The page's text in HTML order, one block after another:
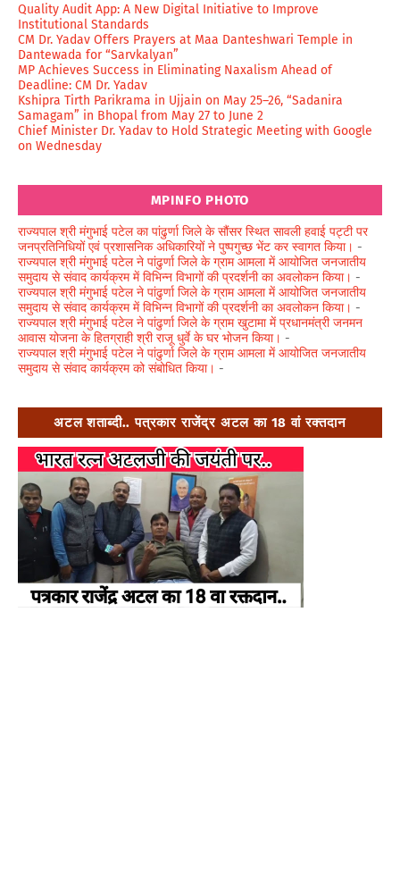
Quality Audit App: A New Digital Initiative to Improve
Institutional Standards
CM Dr. Yadav Offers Prayers at Maa Danteshwari Temple in
Dantewada for “Sarvkalyan”
MP Achieves Success in Eliminating Naxalism Ahead of
Deadline: CM Dr. Yadav
Kshipra Tirth Parikrama in Ujjain on May 25–26, “Sadanira
Samagam” in Bhopal from May 27 to June 2
Chief Minister Dr. Yadav to Hold Strategic Meeting with Google
on Wednesday
MPINFO PHOTO
राज्यपाल श्री मंगुभाई पटेल का पांढुर्णा जिले के सौंसर स्थित सावली हवाई पट्टी पर
जनप्रतिनिधियों एवं प्रशासनिक अधिकारियों ने पुष्पगुच्छ भेंट कर स्वागत किया। -
राज्यपाल श्री मंगुभाई पटेल ने पांढुर्णा जिले के ग्राम आमला में आयोजित जनजातीय
समुदाय से संवाद कार्यक्रम में विभिन्न विभागों की प्रदर्शनी का अवलोकन किया। -
राज्यपाल श्री मंगुभाई पटेल ने पांढुर्णा जिले के ग्राम आमला में आयोजित जनजातीय
समुदाय से संवाद कार्यक्रम में विभिन्न विभागों की प्रदर्शनी का अवलोकन किया। -
राज्यपाल श्री मंगुभाई पटेल ने पांढुर्णा जिले के ग्राम खुटामा में प्रधानमंत्री जनमन
आवास योजना के हितग्राही श्री राजू धुर्वे के घर भोजन किया। -
राज्यपाल श्री मंगुभाई पटेल ने पांढुर्णा जिले के ग्राम आमला में आयोजित जनजातीय
समुदाय से संवाद कार्यक्रम को संबोधित किया। -
अटल शताब्दी.. पत्रकार राजेंद्र अटल का 18 वां रक्तदान